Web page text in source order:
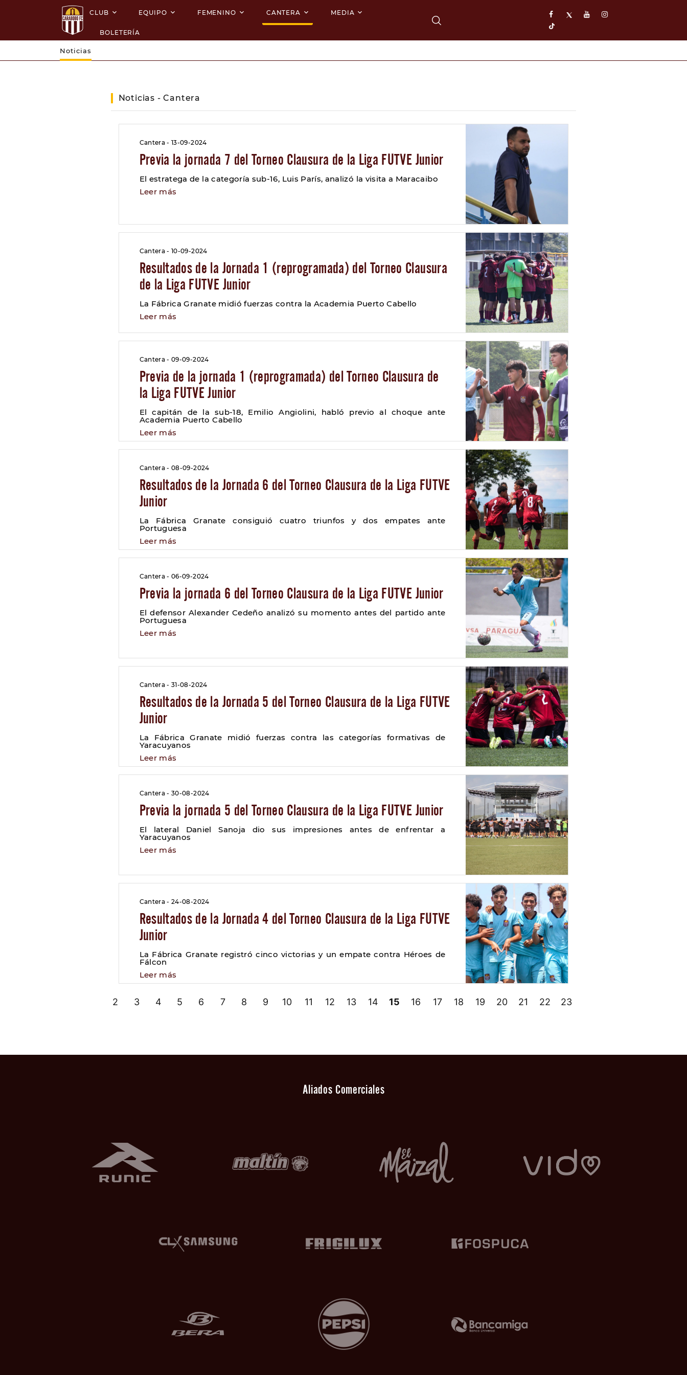
CLUB EQUIPO FEMENINO CANTERA MEDIA
BOLETERÍA
Noticias
Noticias - Cantera
Cantera - 13-09-2024
Previa la jornada 7 del Torneo Clausura de la Liga FUTVE Junior
El estratega de la categoría sub-16, Luis París, analizó la visita a Maracaibo
Leer más
Cantera - 10-09-2024
Resultados de la Jornada 1 (reprogramada) del Torneo Clausura
de la Liga FUTVE Junior
La Fábrica Granate midió fuerzas contra la Academia Puerto Cabello
Leer más
Cantera - 09-09-2024
Previa de la jornada 1 (reprogramada) del Torneo Clausura de
la Liga FUTVE Junior
El capitán de la sub-18, Emilio Angiolini, habló previo al choque ante
Academia Puerto Cabello
Leer más
Cantera - 08-09-2024
Resultados de la Jornada 6 del Torneo Clausura de la Liga FUTVE
Junior
La Fábrica Granate consiguió cuatro triunfos y dos empates ante
Portuguesa
Leer más
Cantera - 06-09-2024
Previa la jornada 6 del Torneo Clausura de la Liga FUTVE Junior
El defensor Alexander Cedeño analizó su momento antes del partido ante
Portuguesa
Leer más
Cantera - 31-08-2024
Resultados de la Jornada 5 del Torneo Clausura de la Liga FUTVE
Junior
La Fábrica Granate midió fuerzas contra las categorías formativas de
Yaracuyanos
Leer más
Cantera - 30-08-2024
Previa la jornada 5 del Torneo Clausura de la Liga FUTVE Junior
El lateral Daniel Sanoja dio sus impresiones antes de enfrentar a
Yaracuyanos
Leer más
Cantera - 24-08-2024
Resultados de la Jornada 4 del Torneo Clausura de la Liga FUTVE
Junior
La Fábrica Granate registró cinco victorias y un empate contra Héroes de
Fálcon
Leer más
2 3 4 5 6 7 8 9 10 11 12 13 14 15 16 17 18 19 20 21 22 23
Aliados Comerciales